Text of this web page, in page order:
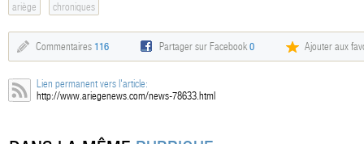
ariège chroniques
Commentaires 116 Partager sur Facebook0 Ajouter aux
Lien permanent vers l'article:
http://www.ariegenews.com/news-78633.html